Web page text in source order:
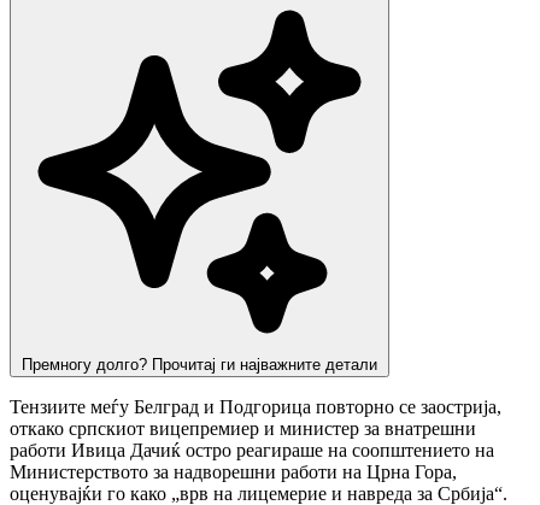
Премногу долго? Прочитај ги најважните детали
Тензиите меѓу Белград и Подгорица повторно се заострија,
откако српскиот вицепремиер и министер за внатрешни
работи Ивица Дачиќ остро реагираше на соопштението на
Министерството за надворешни работи на Црна Гора,
оценувајќи го како „врв на лицемерие и навреда за Србија“.